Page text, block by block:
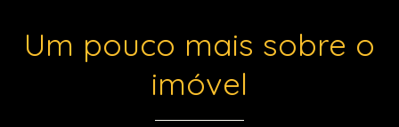
Um pouco mais sobre o
imóvel